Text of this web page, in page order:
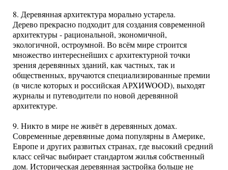
8. Деревянная архитектура морально устарела.
Дерево прекрасно подходит для создания современной
архитектуры - рациональной, экономичной,
экологичной, остроумной. Во всём мире строится
множество интереснейших с архитектурной точки
зрения деревянных зданий, как частных, так и
общественных, вручаются специализированные премии
(в числе которых и российская АРХИWOOD), выходят
журналы и путеводители по новой деревянной
архитектуре.
9. Никто в мире не живёт в деревянных домах.
Современные деревянные дома популярны в Америке,
Европе и других развитых странах, где высокий средний
класс сейчас выбирает стандартом жилья собственный
дом. Историческая деревянная застройка больше не